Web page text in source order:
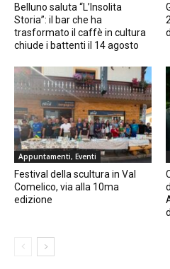
Belluno saluta “L’Insolita
Storia”: il bar che ha
trasformato il caffè in cultura
chiude i battenti il 14 agosto
Appuntamenti, Eventi
Festival della scultura in Val
Comelico, via alla 10ma
edizione